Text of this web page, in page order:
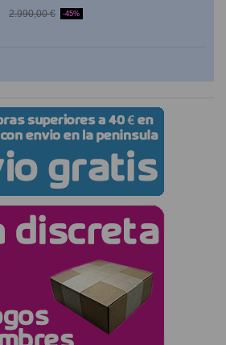
2.990,00 € -45%